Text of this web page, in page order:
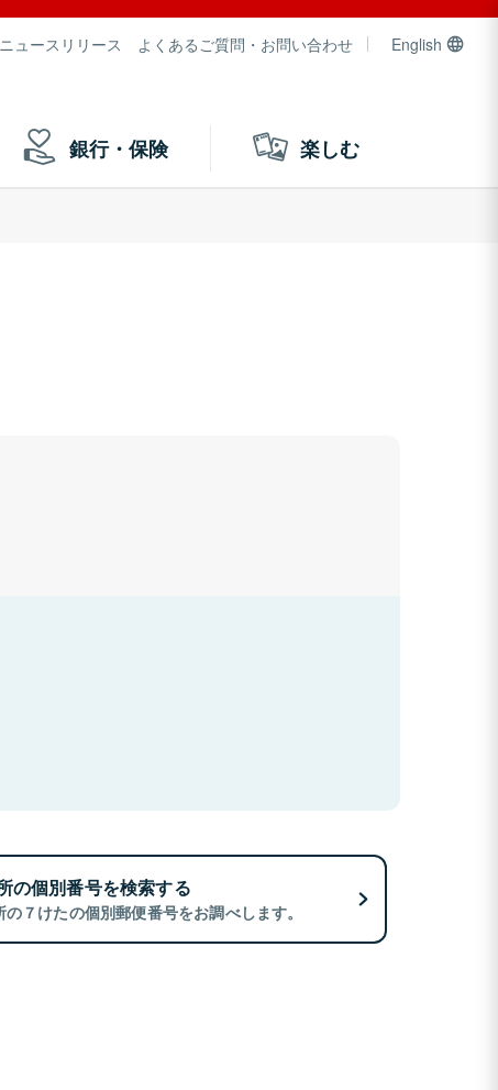
ニュースリリース よくあるご質問・お問い合わせ English
銀行・保険 楽しむ
の個別番号を検索する
の７けたの個別郵便番号をお調べします。